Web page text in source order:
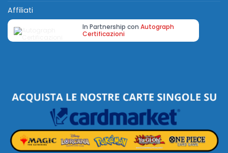
Affiliati
In Partnership con Autograph
Certificazioni